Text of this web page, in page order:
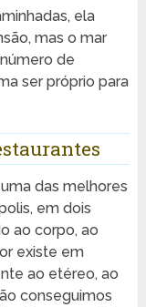
ela
mas o mar
de
ser próprio para
das melhores
em dois
ao corpo, ao
existe em
ao etéreo, ao
conseguimos